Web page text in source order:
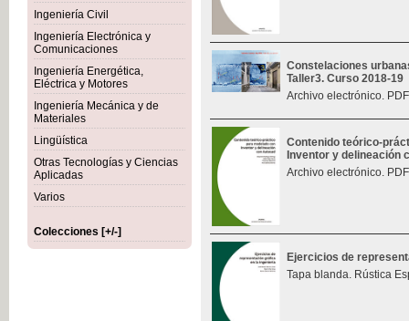
Ingeniería Civil
Ingeniería Electrónica y
Comunicaciones
Ingeniería Energética,
Eléctrica y Motores
Ingeniería Mecánica y de
Materiales
Lingüística
Otras Tecnologías y Ciencias
Aplicadas
Varios
Colecciones [+/-]
Constelaciones
Taller3. Curso 2018-19
Archivo electrónico.
Contenido teórico-
Inventor y delineación
Archivo electrónico.
Ejercicios de
Tapa blanda. Rústica